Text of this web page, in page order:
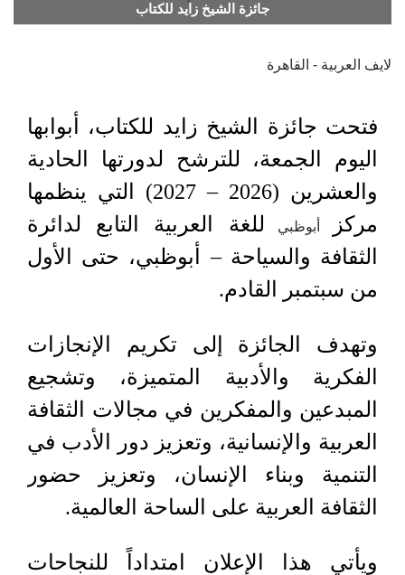
جائزة الشيخ زايد للكتاب
لايف العربية - القاهرة
فتحت جائزة الشيخ زايد للكتاب، أبوابها
اليوم الجمعة، للترشح لدورتها الحادية
والعشرين (2026 – 2027) التي ينظمها
مركز
أبوظبي للغة العربية التابع لدائرة
الثقافة والسياحة – أبوظبي، حتى الأول
من سبتمبر القادم.
وتهدف الجائزة إلى تكريم الإنجازات
الفكرية والأدبية المتميزة، وتشجيع
المبدعين والمفكرين في مجالات الثقافة
العربية والإنسانية، وتعزيز دور الأدب في
التنمية وبناء الإنسان، وتعزيز حضور
الثقافة العربية على الساحة العالمية.
ويأتي هذا الإعلان امتداداً للنجاحات